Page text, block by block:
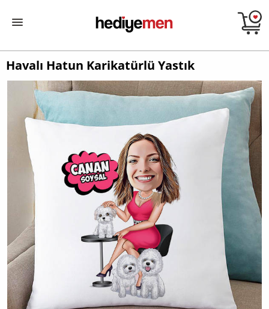
Havalı Hatun Karikatürlü Yastık